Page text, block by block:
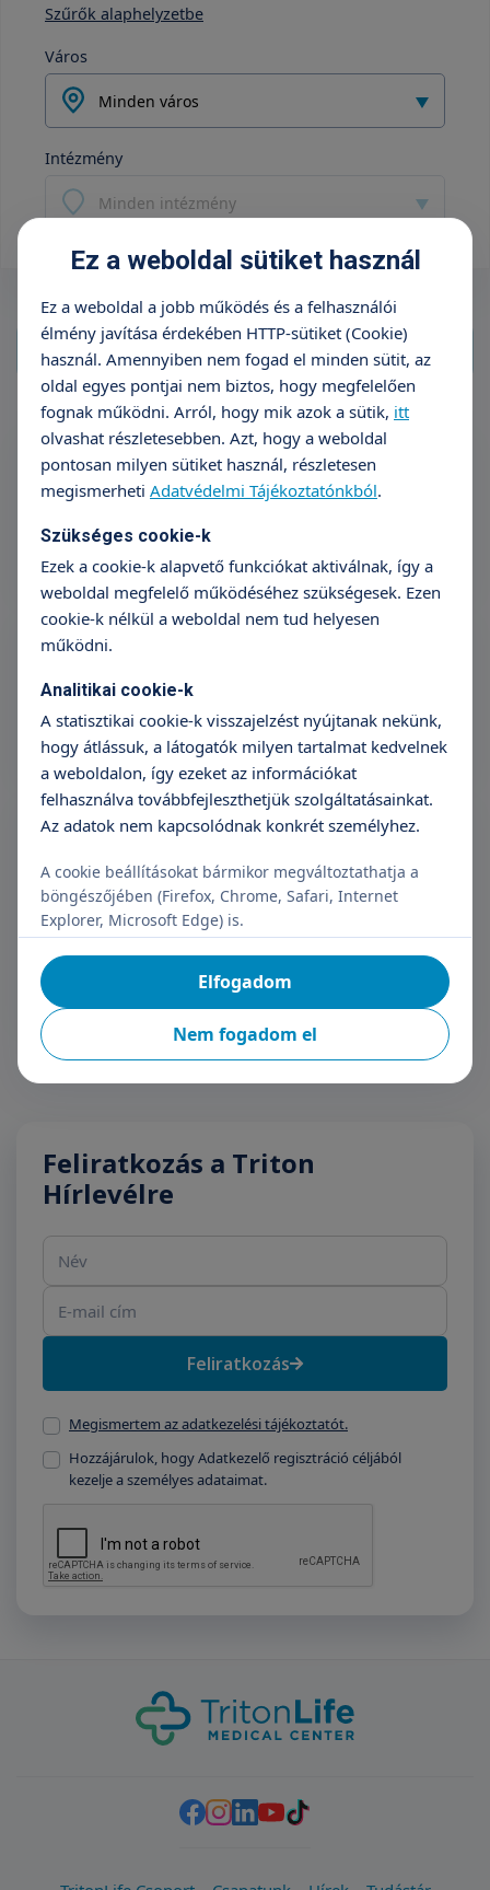
Szűrők alaphelyzetbe
Város
Minden város
Intézmény
Minden intézmény
Fül-orr-gégészeti szakorvosi vizsgálat
Árak megtekintése
Időpontfoglalás
Alvásvizsgálat (Felnőtt)
Részletek
Tympanometria
A vizsgálat csak szakorvosi vizsgálattal együtt vehető
igénybe.
Tovább olvasom
Árak megtekintése
+36 70 659 88 88 Részletek
Feliratkozás a Triton
Hírlevélre
Feliratkozás
Megismertem az adatkezelési tájékoztatót.
Hozzájárulok, hogy Adatkezelő regisztráció céljából
kezelje a személyes adataimat.
Ez a weboldal sütiket használ
Ez a weboldal a jobb működés és a felhasználói
élmény javítása érdekében HTTP-sütiket (Cookie)
használ. Amennyiben nem fogad el minden sütit, az
oldal egyes pontjai nem biztos, hogy megfelelően
fognak működni. Arról, hogy mik azok a sütik, itt
olvashat részletesebben. Azt, hogy a weboldal
pontosan milyen sütiket használ, részletesen
megismerheti Adatvédelmi Tájékoztatónkból.
Szükséges cookie-k
Ezek a cookie-k alapvető funkciókat aktiválnak, így a
weboldal megfelelő működéséhez szükségesek. Ezen
cookie-k nélkül a weboldal nem tud helyesen
működni.
Analitikai cookie-k
A statisztikai cookie-k visszajelzést nyújtanak nekünk,
hogy átlássuk, a látogatók milyen tartalmat kedvelnek
a weboldalon, így ezeket az információkat
felhasználva továbbfejleszthetjük szolgáltatásainkat.
Az adatok nem kapcsolódnak konkrét személyhez.
A cookie beállításokat bármikor megváltoztathatja a
böngészőjében (Firefox, Chrome, Safari, Internet
Explorer, Microsoft Edge) is.
Nem fogadom el
Elfogadom